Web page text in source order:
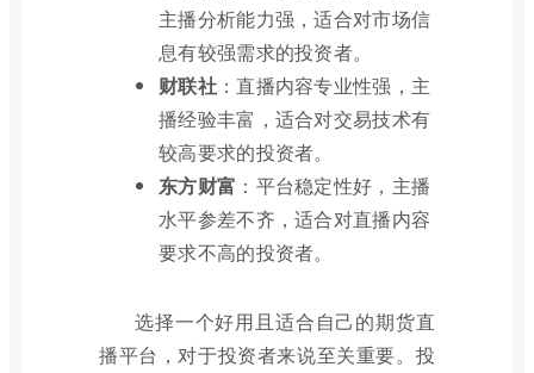
主播分析能力强，适合对市场信
息有较强需求的投资者。
财联社：直播内容专业性强，主
播经验丰富，适合对交易技术有
较高要求的投资者。
东方财富 ：平台稳定性好，主播
水平参差不齐，适合对直播内容
要求不高的投资者。
选择一个好用且适合自己的期货直
播平台，对于投资者来说至关重要。投